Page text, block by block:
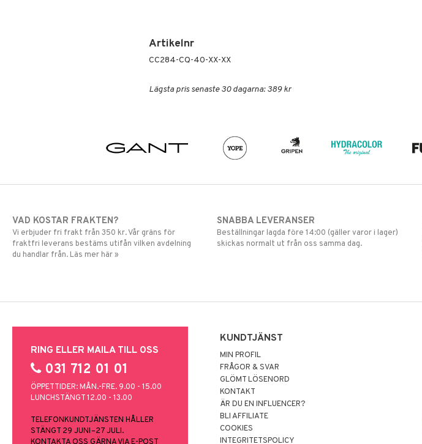
Artikelnr
CC284-CQ-40-XX-XX
Lägsta pris senaste 30 dagarna: 389 kr
VAD KOSTAR FRAKTEN?
Vi erbjuder fri frakt från 350 kr. Vår gräns för
fraktfri leverans bestäms utifån vilken avdelning
du handlar från. Läs mer här »
SNABBA LEVERANSER
Beställningar lagda före 14:00 (gäller varor i lager)
skickas normalt ut från oss samma dag.
RING ELLER MAILA TILL OSS
031 712 01 01
ÖPPETTIDER: MÅN.-FRE. 9.00 - 15.00
LUNCHSTÄNGT 12.00 - 13.00
TELEFONKUNDTJÄNSTEN HÅLLER
STÄNGT 29 JUNI–27 JULI.
KUNDTJÄNST
MIN PROFIL
FRÅGOR & SVAR
GLÖMT LÖSENORD
KONTAKT
ÄR DU EN INFLUENCER?
BLI AFFILIATE
COOKIES
INTEGRITETSPOLICY